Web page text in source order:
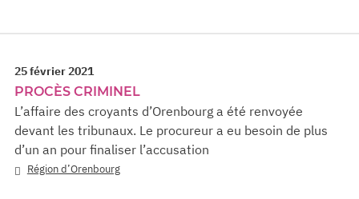
25 février 2021
PROCÈS CRIMINEL
L’affaire des croyants d’Orenbourg a été renvoyée
devant les tribunaux. Le procureur a eu besoin de plus
d’un an pour finaliser l’accusation
Région d’Orenbourg